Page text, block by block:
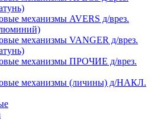
механизмы AVERS д/врез.
механизмы VANGER д/врез.
механизмы ПРОЧИЕ д/врез.
механизмы (личины) д/НАКЛ.